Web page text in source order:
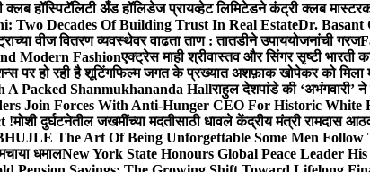
क्लब हॉस्पिटॅलिटी अँड हॉलिडेज प्रायव्हेट लिमिटेडने कंट्री क्लब
Two Decades Of Building Trust In Real EstateDr. Basant
वीज वितरण व्यवस्थेवर वाढता ताण : तातडीने उपाययोजनांची गरज
Modern Fashionएक्ट्रेस माही श्रीवास्तव और सिंगर सृष्टी भारती
पर हो रही है शूटिंगफिल्म जगत के प्रख्यात अशफ़ाक खोपेकर को मिला
A Packed Shanmukhananda Hallराहुल देशपांडे की ‘अभंगवारी’
Join Forces With Anti-Hunger CEO For Historic White
!मोशी दुर्घटनेतील जखमींच्या मदतीसाठी धावले केंद्रीय मंत्री रामदास
The Art Of Being Unforgettable Some Men Follow
धमालNew York State Honours Global Peace Leader